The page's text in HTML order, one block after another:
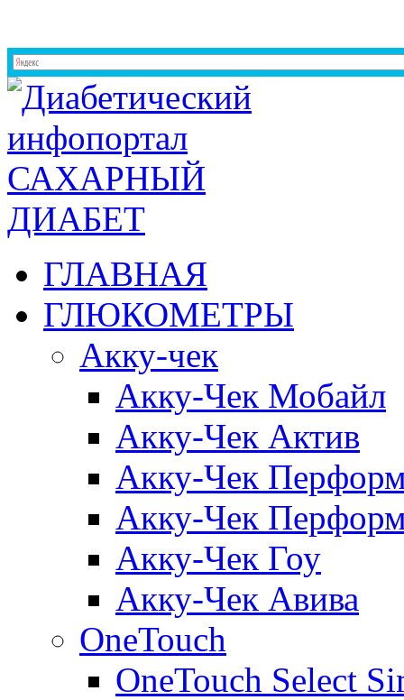
ГЛАВНАЯ
ГЛЮКОМЕТРЫ
Акку-чек
Акку-Чек Мобайл
Акку-Чек Актив
Акку-Чек
Акку-Чек
Акку-Чек Гоу
Акку-Чек Авива
OneTouch
OneTouch Select